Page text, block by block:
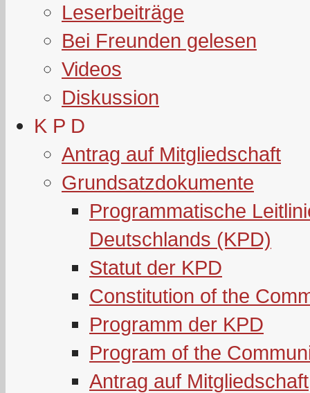
Leserbeiträge
Bei Freunden gelesen
Videos
Diskussion
K P D
Antrag auf Mitgliedschaft
Grundsatzdokumente
Programmatische
Deutschlands (KPD)
Statut der KPD
Constitution of the
Programm der KPD
Program of the
Antrag auf Mitgliedschaft